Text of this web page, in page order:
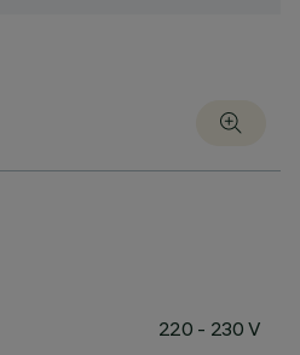
220 - 230 V